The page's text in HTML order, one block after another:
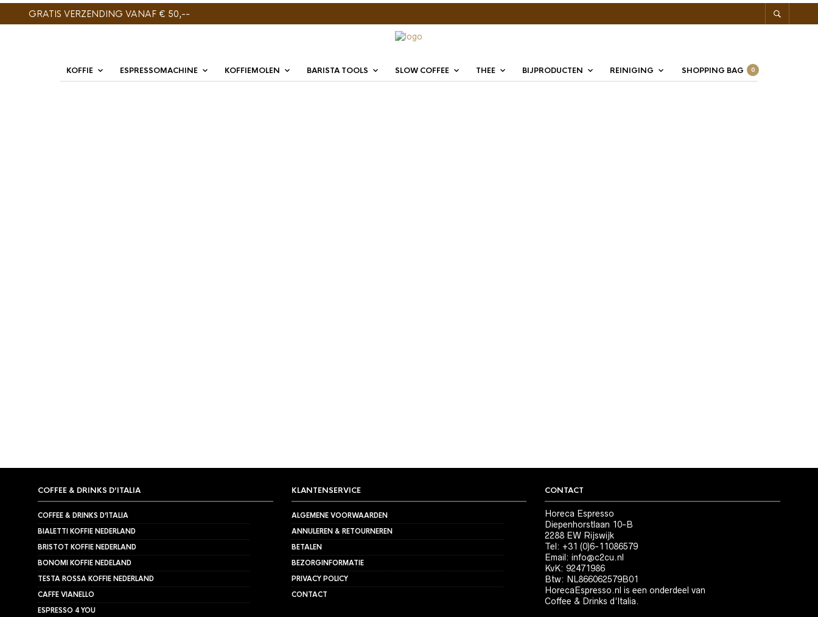
GRATIS VERZENDING VANAF € 50,--
KOFFIE ESPRESSOMACHINE KOFFIEMOLEN BARISTA TOOLS SLOW COFFEE THEE BIJPRODUCTEN REINIGING SHOPPING BAG 0
COFFEE & DRINKS D’ITALIA
COFFEE & DRINKS D’ITALIA
BIALETTI KOFFIE NEDERLAND
BRISTOT KOFFIE NEDERLAND
BONOMI KOFFIE NEDELAND
TESTA ROSSA KOFFIE NEDERLAND
CAFFE VIANELLO
ESPRESSO 4 YOU
KLANTENSERVICE
ALGEMENE VOORWAARDEN
ANNULEREN & RETOURNEREN
BETALEN
BEZORGINFORMATIE
PRIVACY POLICY
CONTACT
CONTACT
Horeca Espresso
Diepenhorstlaan 10-B
2288 EW Rijswijk
Tel: +31 (0)6-11086579
Email:info@c2cu.nl
KvK: 92471986
Btw: NL866062579B01
HorecaEspresso.nl is een onderdeel van
Coffee & Drinks d’Italia.